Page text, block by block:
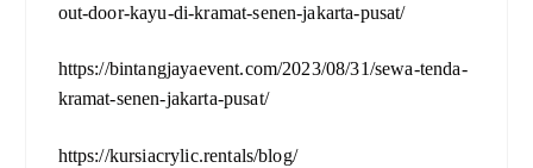
out-door-kayu-di-kramat-senen-jakarta-pusat/
https://bintangjayaevent.com/2023/08/31/sewa-tenda-
kramat-senen-jakarta-pusat/
https://kursiacrylic.rentals/blog/